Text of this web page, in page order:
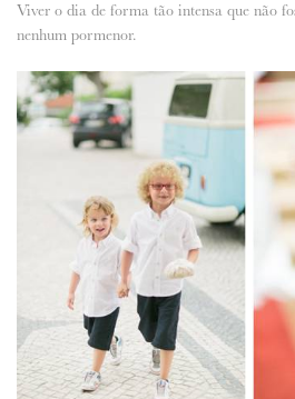
Viver o dia de forma tão intensa que não
nenhum pormenor.